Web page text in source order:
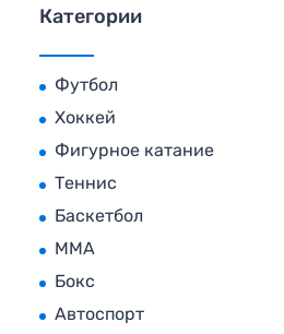
Категории
Футбол
Хоккей
Фигурное катание
Теннис
Баскетбол
MMA
Бокс
Автоспорт